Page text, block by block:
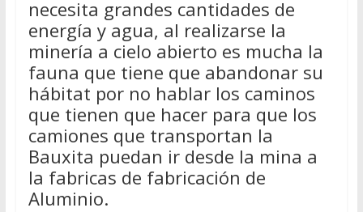
necesita grandes cantidades de
energía y agua, al realizarse la
minería a cielo abierto es mucha la
fauna que tiene que abandonar su
hábitat por no hablar los caminos
que tienen que hacer para que los
camiones que transportan la
Bauxita puedan ir desde la mina a
la fabricas de fabricación de
Aluminio.